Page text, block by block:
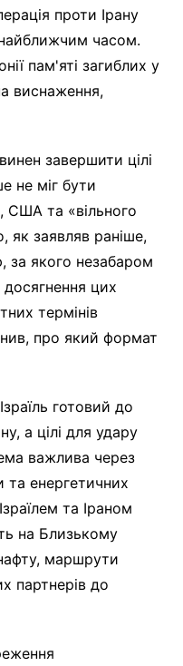
проти Ірану
часом.
пам'яті загиблих у
виснаження,
завершити цілі
не міг бути
США та «вільного
як заявляв раніше,
за якого незабаром
цих
термінів
про який формат
готовий до
а цілі для удару
важлива через
та енергетичних
та Іраном
на Близькому
маршрути
партнерів до